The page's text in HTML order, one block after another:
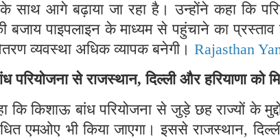
के साथ आगे बढ़ाया जा रहा है। उन्होंने कहा कि
बजाय पाइपलाइन के माध्यम से पहुंचाने का
व्यवस्था अधिक व्यापक बनेगी। Rajasthan
परियोजना से राजस्थान, दिल्ली और हरियाणा को
कि किशाऊ बांध परियोजना से जुड़े छह राज्यों के
एमओए भी किया जाएगा। इससे राजस्थान,